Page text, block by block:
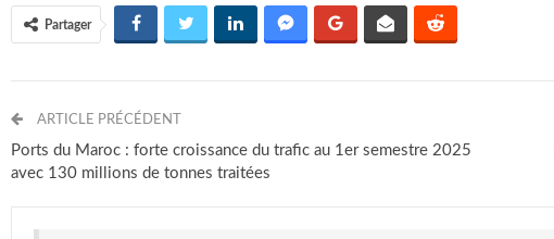
Partager
ARTICLE PRÉCÉDENT
Ports du Maroc : forte croissance du trafic au 1er semestre 2025
avec 130 millions de tonnes traitées